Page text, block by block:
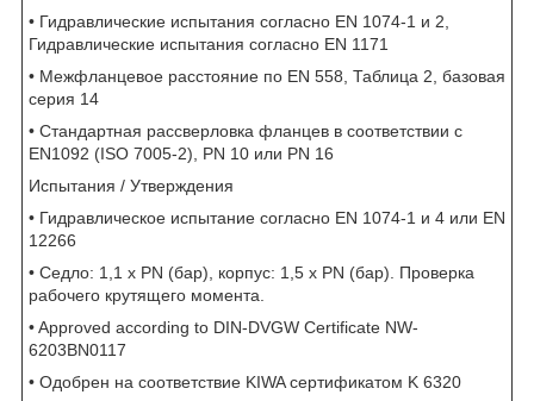
• Гидравлические испытания согласно EN 1074-1 и 2,
Гидравлические испытания согласно EN 1171
• Межфланцевое расстояние по EN 558, Таблица 2, базовая
серия 14
• Стандартная рассверловка фланцев в соответствии с
EN1092 (ISO 7005-2), PN 10 или PN 16
Испытания / Утверждения
• Гидравлическое испытание согласно EN 1074-1 и 4 или EN
12266
• Седло: 1,1 x PN (бар), корпус: 1,5 x PN (бар). Проверка
рабочего крутящего момента.
• Approved according to DIN-DVGW Certificate NW-
6203BN0117
• Одобрен на соответствие KIWA сертификатом K 6320